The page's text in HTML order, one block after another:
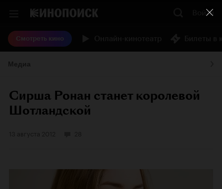
Войти
Смотреть кино
Сирша Ронан станет королевой
Шотландской